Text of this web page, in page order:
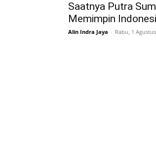
Saatnya Putra
Memimpin
Alin Indra Jaya - Rabu, 1